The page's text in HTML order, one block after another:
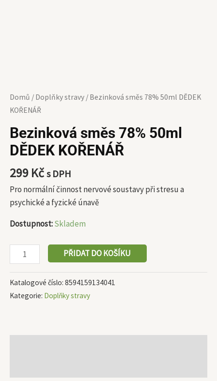
Domů / Doplňky stravy / Bezinková směs 78% 50ml DĚDEK
KOŘENÁŘ
Bezinková směs 78% 50ml
DĚDEK KOŘENÁŘ
299 Kčs DPH
Pro normální činnost nervové soustavy při stresu a
psychické a fyzické únavě
Dostupnost:Skladem
PŘIDAT DO KOŠÍKU
Katalogové číslo: 8594159134041
Kategorie: Doplňky stravy